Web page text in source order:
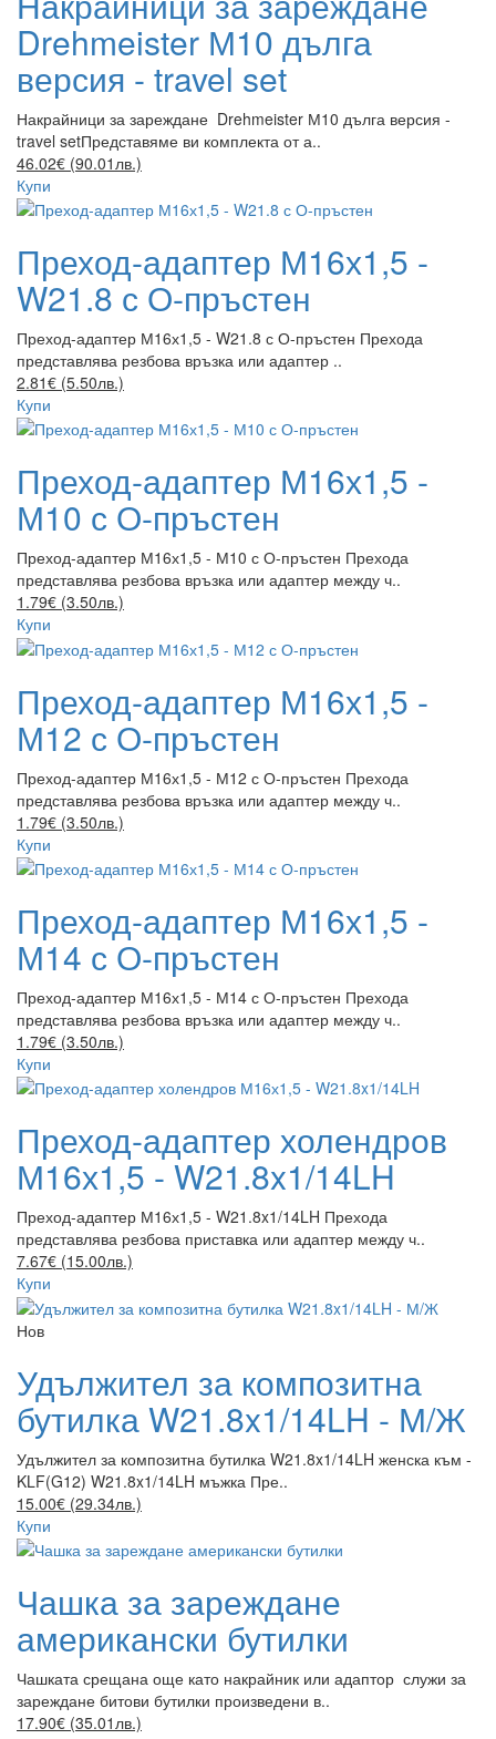
Drehmeister М10 дълга
версия - travel set
Накрайници за зареждане Drehmeister М10 дълга версия -
travel setПредставяме ви комплекта от а..
46.02€ (90.01лв.)
Купи
Преход-адаптер М16х1,5 -
W21.8 с О-пръстен
Преход-адаптер М16х1,5 - W21.8 с О-пръстен Прехода
представлява резбова връзка или адаптер ..
2.81€ (5.50лв.)
Купи
Преход-адаптер М16х1,5 -
М10 с О-пръстен
Преход-адаптер М16х1,5 - М10 с О-пръстен Прехода
представлява резбова връзка или адаптер между ч..
1.79€ (3.50лв.)
Купи
Преход-адаптер М16х1,5 -
М12 с О-пръстен
Преход-адаптер М16х1,5 - М12 с О-пръстен Прехода
представлява резбова връзка или адаптер между ч..
1.79€ (3.50лв.)
Купи
Преход-адаптер М16х1,5 -
М14 с О-пръстен
Преход-адаптер М16х1,5 - М14 с О-пръстен Прехода
представлява резбова връзка или адаптер между ч..
1.79€ (3.50лв.)
Купи
Преход-адаптер холендров
М16х1,5 - W21.8x1/14LH
Преход-адаптер М16х1,5 - W21.8x1/14LH Прехода
представлява резбова приставка или адаптер между ч..
7.67€ (15.00лв.)
Купи
Нов
Удължител за композитна
бутилка W21.8x1/14LH - М/Ж
Удължител за композитна бутилка W21.8x1/14LH женска към -
KLF(G12) W21.8x1/14LH мъжка Пре..
15.00€ (29.34лв.)
Купи
Чашка за зареждане
американски бутилки
Чашката срещана още като накрайник или адаптор служи за
зареждане битови бутилки произведени в..
17.90€ (35.01лв.)